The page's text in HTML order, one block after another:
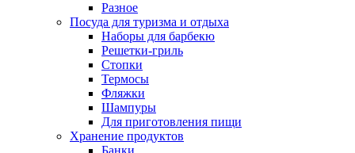
Разное
Посуда для туризма и отдыха
Наборы для барбекю
Решетки-гриль
Стопки
Термосы
Фляжки
Шампуры
Для приготовления пищи
Хранение продуктов
Банки